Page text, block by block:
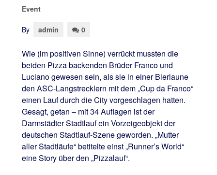
Event
By admin 0
Wie (im positiven Sinne) verrückt mussten die
beiden Pizza backenden Brüder Franco und
Luciano gewesen sein, als sie in einer Bierlaune
den ASC-Langstrecklern mit dem „Cup da Franco“
einen Lauf durch die City vorgeschlagen hatten.
Gesagt, getan – mit 34 Auflagen ist der
Darmstädter Stadtlauf ein Vorzeigeobjekt der
deutschen Stadtlauf-Szene geworden. „Mutter
aller Stadtläufe“ betitelte einst „Runner’s World“
eine Story über den „Pizzalauf“.